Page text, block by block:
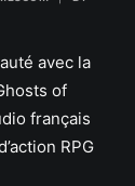
avec la
of
français
RPG